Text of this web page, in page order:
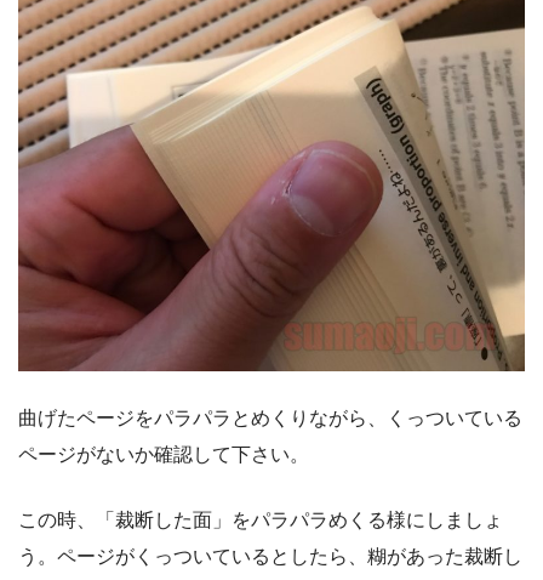
曲げたページをパラパラとめくりながら、くっついている
ページがないか確認して下さい。
この時、「裁断した面」をパラパラめくる様にしましょ
う。ページがくっついているとしたら、糊があった裁断し